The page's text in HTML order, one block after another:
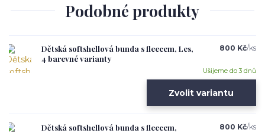
Podobné produkty
Dětská softshellová bunda s fleecem, Les,
4 barevné varianty
800 Kč/ks
Ušijeme do 3 dnů
Zvolit variantu
Dětská softshellová bunda s fleecem,
800 Kč/ks